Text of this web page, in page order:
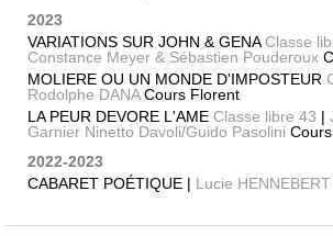
2023
VARIATIONS SUR JOHN & GENAClasse
Constance Meyer & Sébastien Pouderoux
MOLIERE OU UN MONDE D'IMPOSTEUR
Rodolphe DANACours Florent
LA PEUR DEVORE L'AME Classe libre 43 |
Garnier Ninetto Davoli/Guido Pasolini
2022-2023
CABARET POÉTIQUE | Lucie HENNEBERT